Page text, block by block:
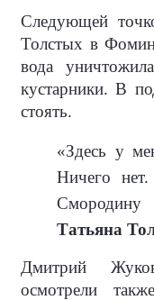
Следующей
Толстых в
вода
кустарники. В
стоять.
«Здесь у
Ничего
Смородину
Татьяна
Дмитрий
осмотрели